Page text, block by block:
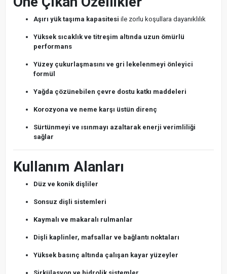
Aşırı yük taşıma kapasitesi ile zorlu koşullara dayanıklılık
Yüksek sıcaklık ve titreşim altında uzun ömürlü
performans
Yüzey çukurlaşmasını ve gri lekelenmeyi önleyici
formül
Yağda çözünebilen çevre dostu katkı maddeleri
Korozyona ve neme karşı üstün direnç
Sürtünmeyi ve ısınmayı azaltarak enerji verimliliği
sağlar
Kullanım Alanları
Düz ve konik dişliler
Sonsuz dişli sistemleri
Kaymalı ve makaralı rulmanlar
Dişli kaplinler, mafsallar ve bağlantı noktaları
Yüksek basınç altında çalışan kayar yüzeyler